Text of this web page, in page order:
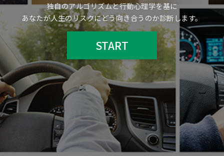
独自のアルゴリズムと行動心理学を基に
あなたが人生のリスクにどう向き合うのか診断します。
START